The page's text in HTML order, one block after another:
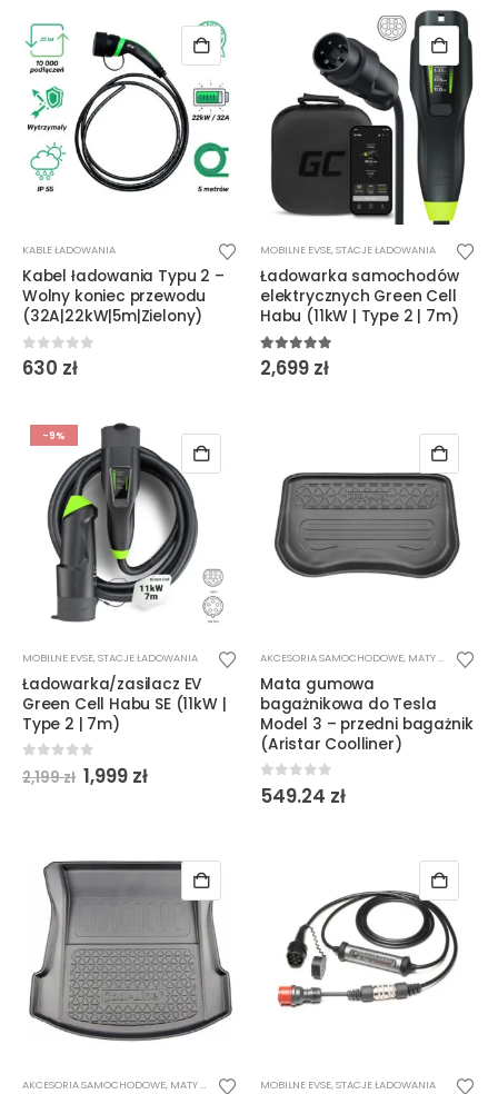
KABLE ŁADOWANIA
Kabel ładowania Typu 2 –
Wolny koniec przewodu
(32A|22kW|5m|Zielony)
0out of 5
630 zł
MOBILNE EVSE,STACJE ŁADOWANIA
Ładowarka samochodów
elektrycznych Green Cell
Habu (11kW | Type 2 | 7m)
5.00out of 5
2,699 zł
-9%
MOBILNE EVSE,STACJE ŁADOWANIA
Ładowarka/zasilacz EV
Green Cell Habu SE (11kW |
Type 2 | 7m)
out of 5
2,199zł Pierwotna
cena
1,999 złAktualna
AKCESORIA SAMOCHODOWE, MATY BAGAŻNIKOWE
Mata gumowa
bagażnikowa do Tesla
Model 3 – przedni bagażnik
(Aristar Coolliner)
0out of 5
549.24 zł
AKCESORIA SAMOCHODOWE, MATY BAGAŻNIKOWE MOBILNE EVSE,STACJE ŁADOWANIA